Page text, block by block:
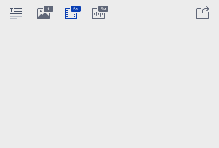
1 5м 5м